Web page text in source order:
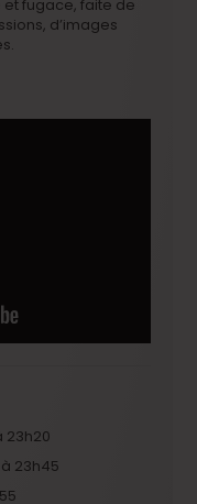
fugace, faite de
d’images
23h20
23h45